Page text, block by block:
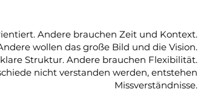
Andere brauchen Zeit und Kontext.
wollen das große Bild und die Vision.
Struktur. Andere brauchen Flexibilität.
nicht verstanden werden, entstehen
Missverständnisse.